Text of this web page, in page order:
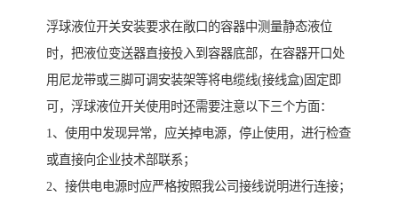
浮球液位开关安装要求在敞口的容器中测量静态液位
时，把液位变送器直接投入到容器底部，在容器开口处
用尼龙带或三脚可调安装架等将电缆线(接线盒)固定即
可，浮球液位开关使用时还需要注意以下三个方面：
1、使用中发现异常，应关掉电源，停止使用，进行检查
或直接向企业技术部联系；
2、接供电电源时应严格按照我公司接线说明进行连接；